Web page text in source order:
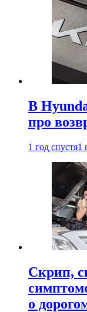
В
про
1 год спустя1
Скрип,
о